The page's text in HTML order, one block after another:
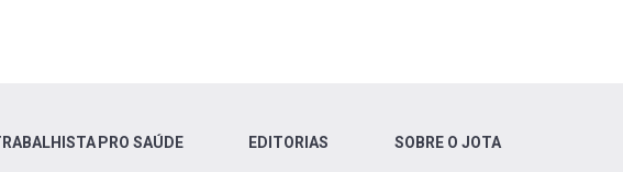
PRO SAÚDE EDITORIAS SOBRE O JOTA